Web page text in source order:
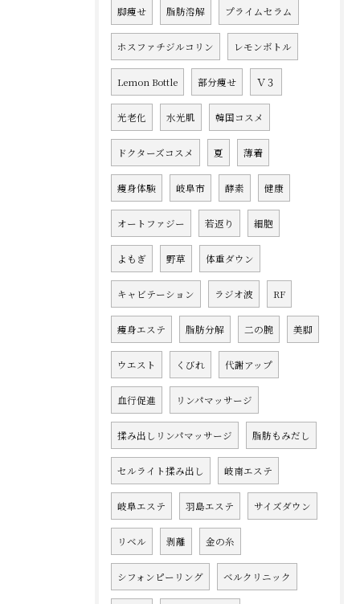
脚痩せ 脂肪溶解 プライムセラム
ホスファチジルコリン レモンボトル
Lemon Bottle 部分痩せ Ｖ３
光老化 水光肌 韓国コスメ
ドクターズコスメ 夏 薄着
痩身体験 岐阜市 酵素 健康
オートファジー 若返り 細胞
よもぎ 野草 体重ダウン
キャビテーション ラジオ波 RF
痩身エステ 脂肪分解 二の腕 美脚
ウエスト くびれ 代謝アップ
血行促進 リンパマッサージ
揉み出しリンパマッサージ 脂肪もみだし
セルライト揉み出し 岐南エステ
岐阜エステ 羽島エステ サイズダウン
リベル 剥離 金の糸
シフォンピーリング ベルクリニック